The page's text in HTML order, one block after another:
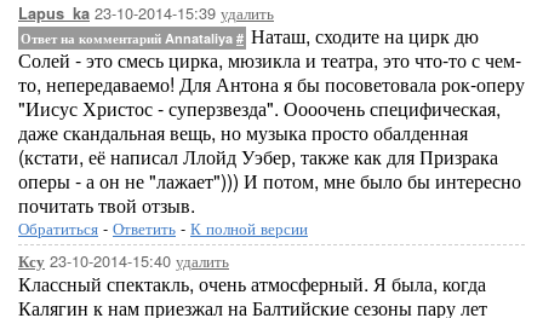
Lapus_ka 23-10-2014-15:39 удалить
Ответ на комментарий Annataliya # Наташ, сходите на цирк дю
Солей - это смесь цирка, мюзикла и театра, это что-то с чем-
то, непередаваемо! Для Антона я бы посоветовала рок-оперу
"Иисус Христос - суперзвезда". Оооочень специфическая,
даже скандальная вещь, но музыка просто обалденная
(кстати, её написал Ллойд Уэбер, также как для Призрака
оперы - а он не "лажает"))) И потом, мне было бы интересно
почитать твой отзыв.
Обратиться - Ответить - К полной версии
Ксу 23-10-2014-15:40 удалить
Классный спектакль, очень атмосферный. Я была, когда
Калягин к нам приезжал на Балтийские сезоны пару лет